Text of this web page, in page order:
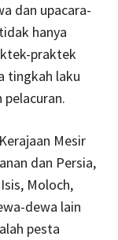
dan upacara-
hanya
praktek
tingkah laku
Mesir
dan Persia,
Moloch,
dewa lain
pesta